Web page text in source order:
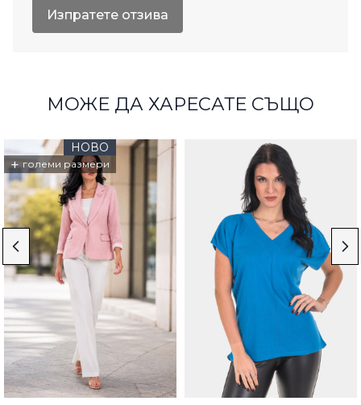
Изпратете отзива
МОЖЕ ДА ХАРЕСАТЕ СЪЩО
НОВО
+ големи размери